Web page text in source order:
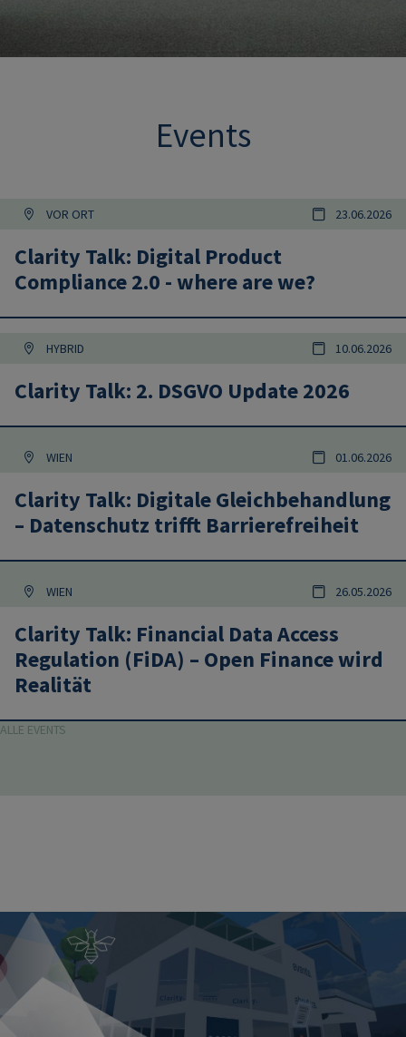
Events
VOR ORT 23.06.2026
Clarity Talk: Digital Product
Compliance 2.0 - where are we?
HYBRID 10.06.2026
Clarity Talk: 2. DSGVO Update 2026
WIEN 01.06.2026
Clarity Talk: Digitale Gleichbehandlung
– Datenschutz trifft Barrierefreiheit
WIEN 26.05.2026
Clarity Talk: Financial Data Access
Regulation (FiDA) – Open Finance wird
Realität
ALLE EVENTS
Image